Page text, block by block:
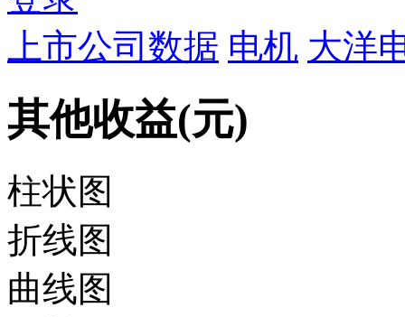
上市公司数据 电机 大洋
其他收益(元)
柱状图
折线图
曲线图